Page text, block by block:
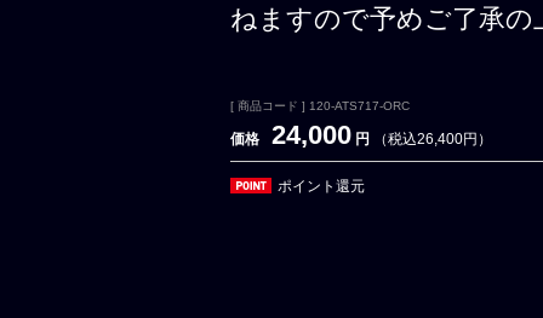
ねますので予めご了承
[ 商品コード ] 120-ATS717-ORC
価格 24,000 円 （税込26,400円）
ポイント還元